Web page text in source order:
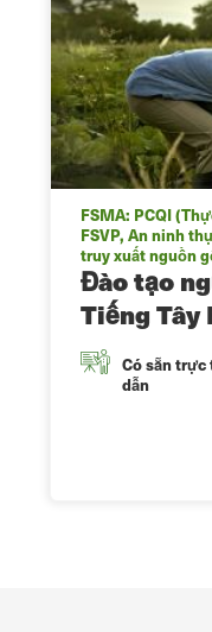
FSMA: PCQI
FSVP, An ninh
truy xuất nguồn
Đào tạo
Tiếng Tây
Có sẵn
dẫn